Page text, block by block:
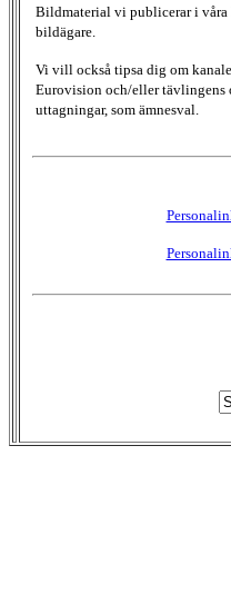
Bildmaterial vi publicerar i våra
bildägare.
Vi vill också tipsa dig om
Eurovision och/eller tävlingens
uttagningar, som ämnesval.